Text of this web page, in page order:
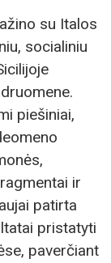
su Italos
socialiniu
piešiniai,
ir
patirta
pristatyti
paverčiant